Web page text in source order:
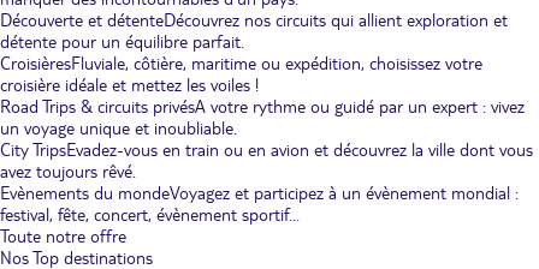
Découverte et détenteDécouvrez nos circuits qui allient exploration et
détente pour un équilibre parfait.
CroisièresFluviale, côtière, maritime ou expédition, choisissez votre
croisière idéale et mettez les voiles !
Road Trips & circuits privésA votre rythme ou guidé par un expert : vivez
un voyage unique et inoubliable.
City TripsEvadez-vous en train ou en avion et découvrez la ville dont vous
avez toujours rêvé.
Evènements du mondeVoyagez et participez à un évènement mondial :
festival, fête, concert, évènement sportif...
Toute notre offre
Nos Top destinations